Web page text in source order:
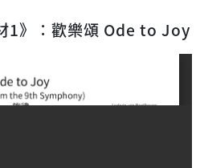
1》：歡樂頌 Ode to Joy